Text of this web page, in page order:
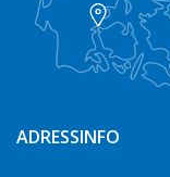
ADRESSINFO